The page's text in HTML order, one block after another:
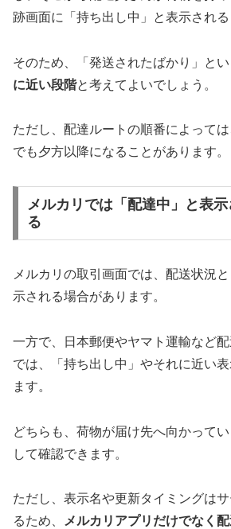
跡画面に「持ち出し中」と表示される
そのため、「発送されたばかり」とい
に近い段階と考えてよいでしょう。
ただし、配達ルートの順番によって
でも夕方以降になることがあります。
メルカリでは「配達中」と表
る
メルカリの取引画面では、配送状況
示される場合があります。
一方で、日本郵便やヤマト運輸など
では、「持ち出し中」やそれに近い
ます。
どちらも、荷物が届け先へ向かって
して確認できます。
ただし、表示名や更新タイミングは
るため、
メルカリアプリだけでなく